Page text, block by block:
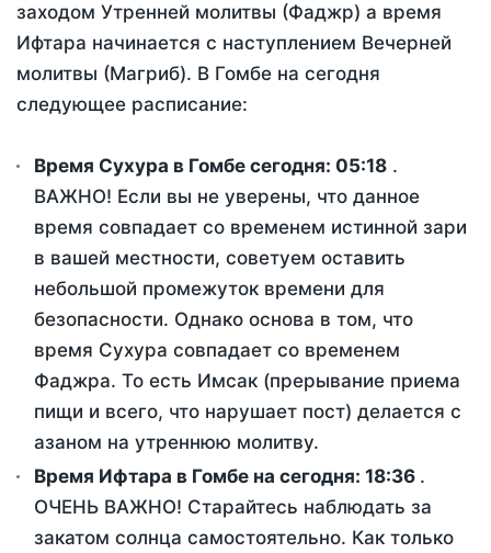
заходом Утренней молитвы (Фаджр) а время
Ифтара начинается с наступлением Вечерней
молитвы (Магриб). В Гомбе на сегодня
следующее расписание:
Время Сухура в Гомбе сегодня: 05:18 .
ВАЖНО! Если вы не уверены, что данное
время совпадает со временем истинной зари
в вашей местности, советуем оставить
небольшой промежуток времени для
безопасности. Однако основа в том, что
время Сухура совпадает со временем
Фаджра. То есть Имсак (прерывание приема
пищи и всего, что нарушает пост) делается с
азаном на утреннюю молитву.
Время Ифтара в Гомбе на сегодня: 18:36 .
ОЧЕНЬ ВАЖНО! Старайтесь наблюдать за
закатом солнца самостоятельно. Как только